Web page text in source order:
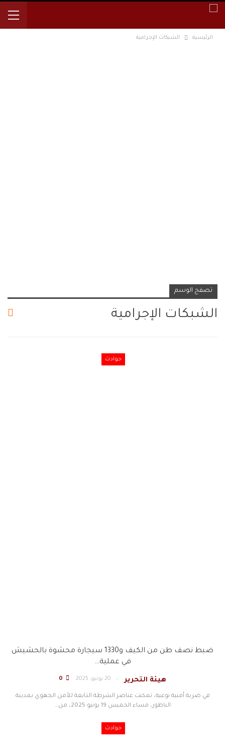
الرئيسية الشبكات الإجرامية
تصفح الوسم
الشبكات الإجرامية
حوادث
ضبط نصف طن من الكيف و1330 سيجارة محشوة بالحشيش
في عملية…
هيئة التحرير 20 يونيو, 2025
في ضربة أمنية نوعية، تمكنت عناصر الشرطة التابعة للأمن الجهوي بمدينة
الناظور، مساء الخميس 19 يونيو 2025، من
…
حوادث